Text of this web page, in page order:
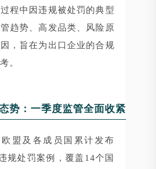
程中因违规被处罚的典型
趋势、高发品类、风险原
，旨在为出口企业的合规
。
势：一季度监管全面收紧
盟及各成员国累计发布
规处罚案例，覆盖14个国